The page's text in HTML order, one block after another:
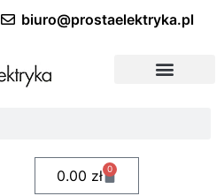
biuro@prostaelektryka.pl
0.00 zł 0